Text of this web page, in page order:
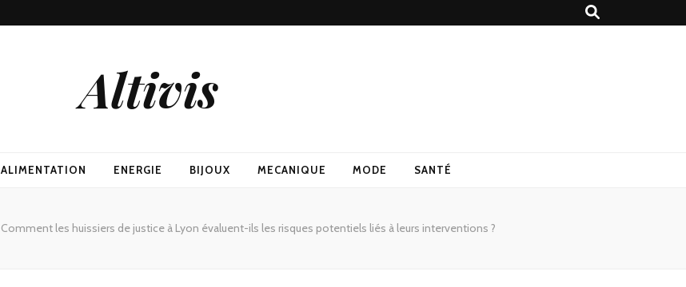
Altivis
ALIMENTATION ENERGIE BIJOUX MECANIQUE MODE SANTÉ
Comment les huissiers de justice à Lyon évaluent-ils les risques potentiels liés à leurs interventions ?